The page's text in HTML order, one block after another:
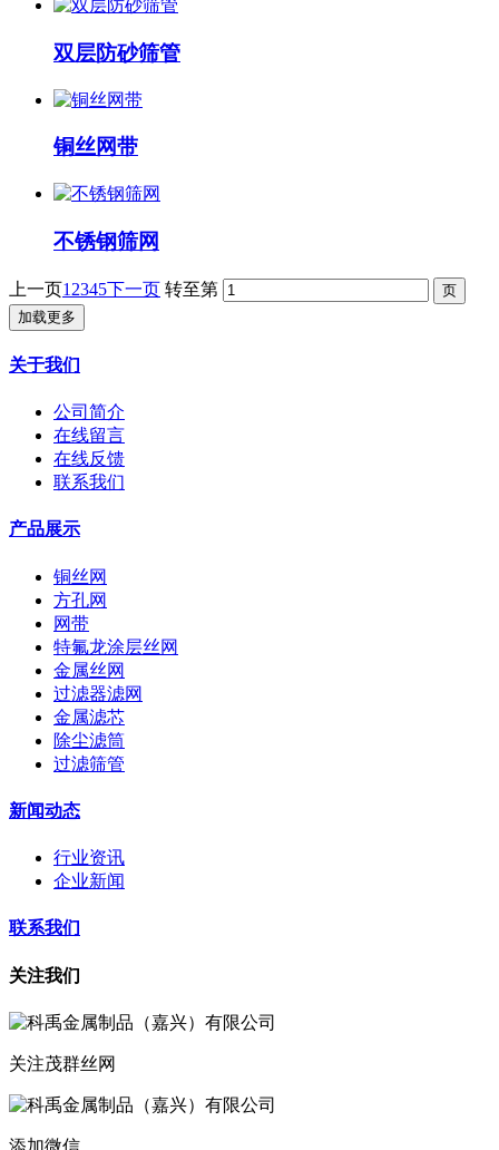
双层防砂筛管
铜丝网带
不锈钢筛网
上一页1 2345下一页 转至第
加载更多
关于我们
公司简介
在线留言
在线反馈
联系我们
产品展示
铜丝网
方孔网
网带
特氟龙涂层丝网
金属丝网
过滤器滤网
金属滤芯
除尘滤筒
过滤筛管
新闻动态
行业资讯
企业新闻
联系我们
关注我们
关注茂群丝网
添加微信